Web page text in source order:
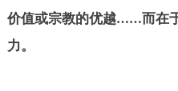
价值或宗教的优越……而在
力。